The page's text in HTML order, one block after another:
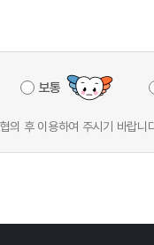
보통
의 후 이용하여 주시기 바랍니